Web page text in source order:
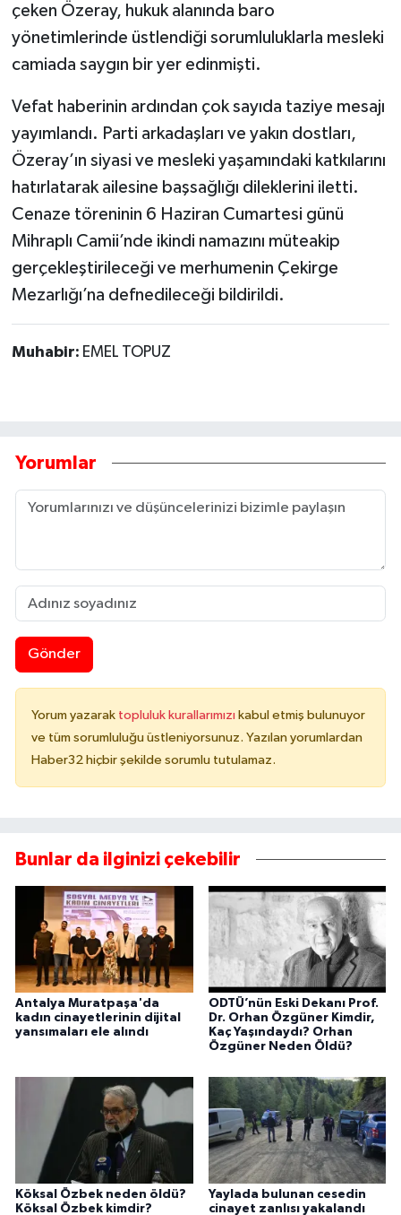
çeken Özeray, hukuk alanında baro
yönetimlerinde üstlendiği sorumluluklarla mesleki
camiada saygın bir yer edinmişti.
Vefat haberinin ardından çok sayıda taziye mesajı
yayımlandı. Parti arkadaşları ve yakın dostları,
Özeray’ın siyasi ve mesleki yaşamındaki katkılarını
hatırlatarak ailesine başsağlığı dileklerini iletti.
Cenaze töreninin 6 Haziran Cumartesi günü
Mihraplı Camii’nde ikindi namazını müteakip
gerçekleştirileceği ve merhumenin Çekirge
Mezarlığı’na defnedileceği bildirildi.
Muhabir: EMEL TOPUZ
Yorumlar
Gönder
Yorum yazarak topluluk kurallarımızı kabul etmiş bulunuyor
ve tüm sorumluluğu üstleniyorsunuz. Yazılan yorumlardan
Haber32 hiçbir şekilde sorumlu tutulamaz.
Bunlar da ilginizi çekebilir
Antalya Muratpaşa'da
kadın cinayetlerinin dijital
yansımaları ele alındı
ODTÜ’nün Eski Dekanı Prof.
Dr. Orhan Özgüner Kimdir,
Kaç Yaşındaydı? Orhan
Özgüner Neden Öldü?
Köksal Özbek neden öldü?
Köksal Özbek kimdir?
Yaylada bulunan cesedin
cinayet zanlısı yakalandı